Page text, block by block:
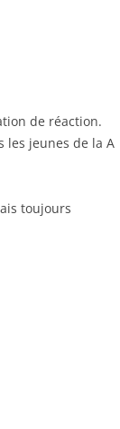
de réaction.
les jeunes de la A
toujours